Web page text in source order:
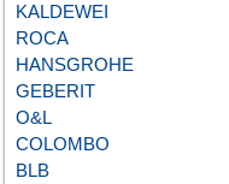
KALDEWEI
ROCA
HANSGROHE
GEBERIT
О&L
COLOMBO
BLB